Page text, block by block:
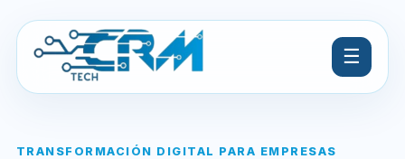
☰
TRANSFORMACIÓN DIGITAL PARA EMPRESAS